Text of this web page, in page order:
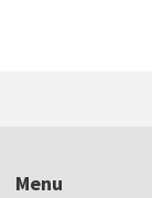
Menu